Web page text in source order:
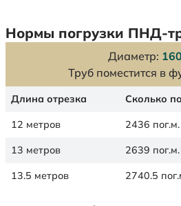
Нормы погрузки ПНД-
Диаметр:
Труб поместится в
Длина отрезка Сколько
12 метров 2436 пог.м.
13 метров 2639 пог.м.
13.5 метров 2740.5